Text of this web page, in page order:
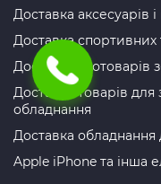
Доставка аксесуарів
Доставка спортивних
Доставка зоотоварів
Доставка товарів
обладнання
Доставка обладнання
Apple iPhone та інша